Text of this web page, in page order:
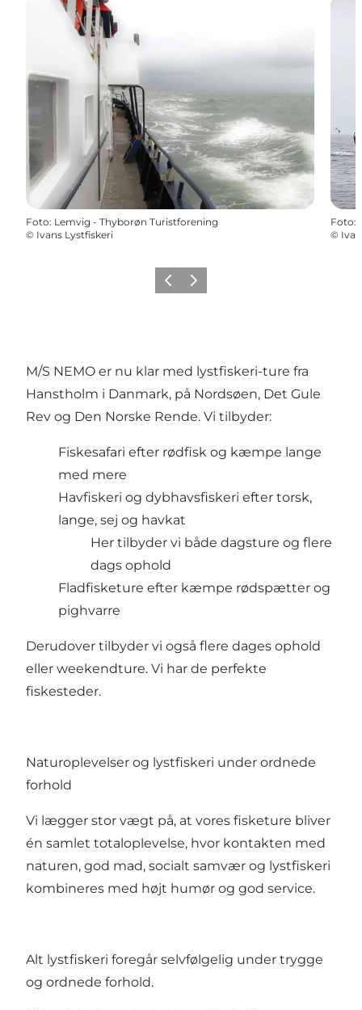
Foto: Lemvig - Thyborøn Turistforening
© Ivans Lystfiskeri
Foto:
©
ForrigeNæste
M/S NEMO er nu klar med lystfiskeri-ture fra
Hanstholm i Danmark, på Nordsøen, Det Gule
Rev og Den Norske Rende. Vi tilbyder:
Fiskesafari efter rødfisk og kæmpe lange
med mere
Havfiskeri og dybhavsfiskeri efter torsk,
lange, sej og havkat
Her tilbyder vi både dagsture og flere
dags ophold
Fladfisketure efter kæmpe rødspætter og
pighvarre
Derudover tilbyder vi også flere dages ophold
eller weekendture. Vi har de perfekte
fiskesteder.
Naturoplevelser og lystfiskeri under ordnede
forhold
Vi lægger stor vægt på, at vores fisketure bliver
én samlet totaloplevelse, hvor kontakten med
naturen, god mad, socialt samvær og lystfiskeri
kombineres med højt humør og god service.
Alt lystfiskeri foregår selvfølgelig under trygge
og ordnede forhold.​